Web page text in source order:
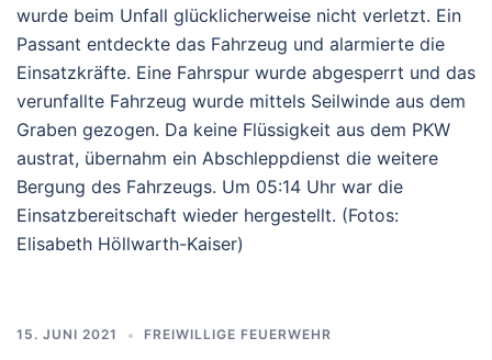
wurde beim Unfall glücklicherweise nicht verletzt. Ein
Passant entdeckte das Fahrzeug und alarmierte die
Einsatzkräfte. Eine Fahrspur wurde abgesperrt und das
verunfallte Fahrzeug wurde mittels Seilwinde aus dem
Graben gezogen. Da keine Flüssigkeit aus dem PKW
austrat, übernahm ein Abschleppdienst die weitere
Bergung des Fahrzeugs. Um 05:14 Uhr war die
Einsatzbereitschaft wieder hergestellt. (Fotos:
Elisabeth Höllwarth-Kaiser)
15. JUNI 2021 FREIWILLIGE FEUERWEHR